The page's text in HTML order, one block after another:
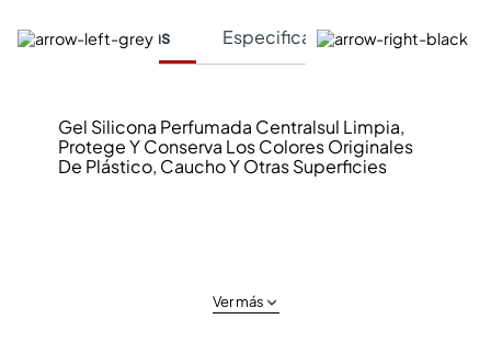
Características Especificaciones Técnicas
Gel Silicona Perfumada Centralsul Limpia,
Protege Y Conserva Los Colores Originales
De Plástico, Caucho Y Otras Superficies
Ver más